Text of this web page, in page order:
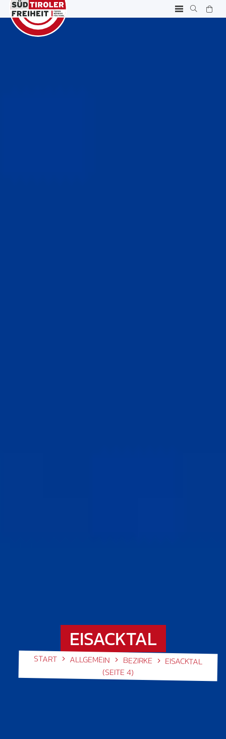
EISACKTAL
START ALLGEMEIN BEZIRKE EISACKTAL
(SEITE 4)